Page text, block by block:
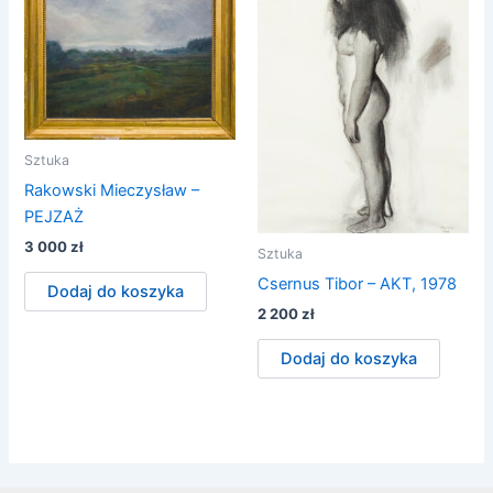
Sztuka
Rakowski Mieczysław –
PEJZAŻ
3 000zł
Dodaj do koszyka
Sztuka
Csernus Tibor – AKT, 1978
2 200zł
Dodaj do koszyka